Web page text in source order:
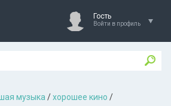
Гость
Войти в профиль
музыкa /хорошее кино /